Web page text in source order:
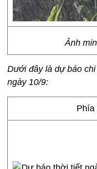
Ảnh
Dưới đây là dự báo
ngày 10/9:
Phía